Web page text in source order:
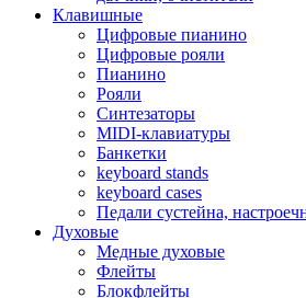
Клавишные
Цифровые пианино
Цифровые рояли
Пианино
Рояли
Синтезаторы
MIDI-клавиатуры
Банкетки
keyboard stands
keyboard cases
Педали сустейна,
Духовые
Медные духовые
Флейты
Блокфлейты